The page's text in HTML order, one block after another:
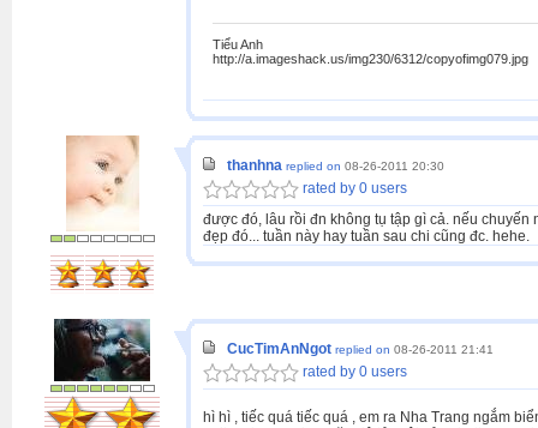
Tiểu Anh
http://a.imageshack.us/img230/6312/copyofimg079.jpg
thanhna replied on 08-26-2011 20:30
rated by 0 users
được đó, lâu rồi đn không tụ tập gì cả. nếu
đẹp đó... tuần này hay tuần sau chi cũng đc. hehe.
CucTimAnNgot replied on 08-26-2011 21:41
rated by 0 users
hì hì , tiếc quá tiếc quá , em ra Nha Trang ngắm